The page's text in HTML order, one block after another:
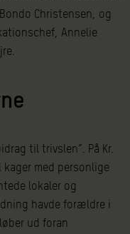
Christensen, og
Annelie
til trivslen”. På Kr.
med personlige
lokaler og
havde forældre i
ud foran